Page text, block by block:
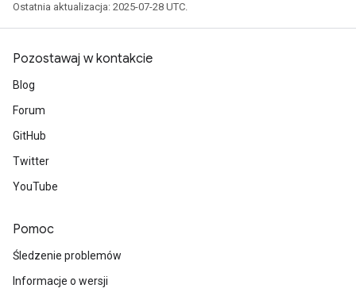
Ostatnia aktualizacja: 2025-07-28 UTC.
Pozostawaj w kontakcie
Blog
Forum
GitHub
Twitter
YouTube
Pomoc
Śledzenie problemów
Informacje o wersji